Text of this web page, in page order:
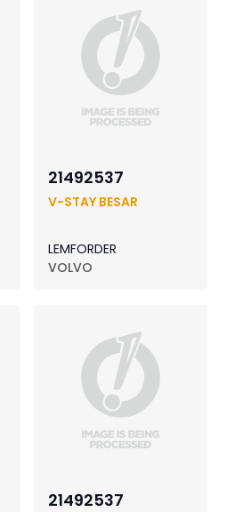
21492537
V-STAY BESAR
LEMFORDER
VOLVO
21492537